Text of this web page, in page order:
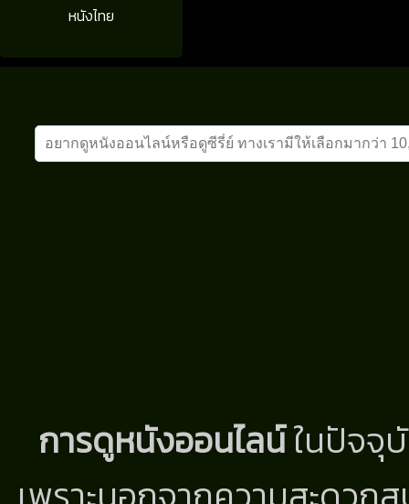
หนังไทย
การดูหนังออนไลน์ในปัจจุ